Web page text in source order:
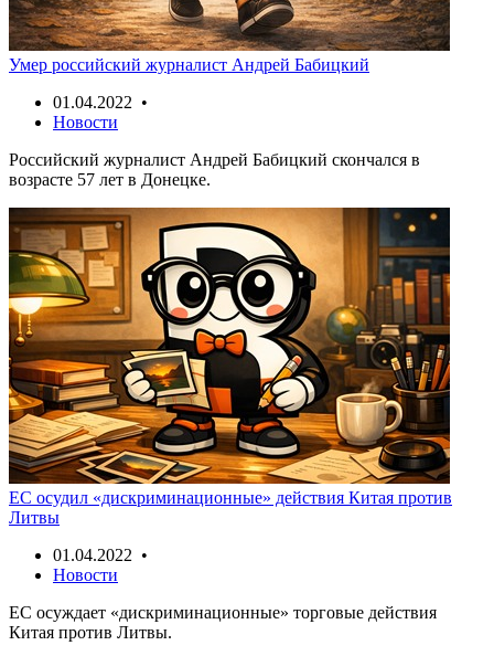
Умер российский журналист Андрей Бабицкий
01.04.2022 •
Новости
Российский журналист Андрей Бабицкий скончался в
возрасте 57 лет в Донецке.
ЕС осудил «дискриминационные» действия Китая против
Литвы
01.04.2022 •
Новости
ЕС осуждает «дискриминационные» торговые действия
Китая против Литвы.